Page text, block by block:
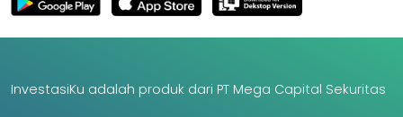
InvestasiKu adalah produk dari PT Mega Capital Sekuritas